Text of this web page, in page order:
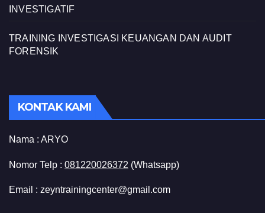
INVESTIGATIF
TRAINING INVESTIGASI KEUANGAN DAN AUDIT
FORENSIK
KONTAK KAMI
Nama : ARYO
Nomor Telp : 081220026372 (Whatsapp)
Email : zeyntrainingcenter@gmail.com